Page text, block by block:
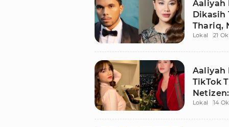
Aaliyah
Dikasih
Thariq,
Lokal 21
Aaliyah
TikTok
Lokal 14